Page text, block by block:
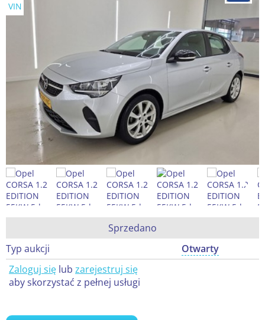
VIN
Sprzedano
Typ aukcji
Otwarty
Zaloguj się lub zarejestruj się
aby skorzystać z pełnej usługi